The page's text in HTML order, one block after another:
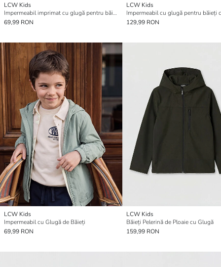
LCW Kids
Impermeabil imprimat cu glugă pentru băieți
69,99 RON
LCW Kids
129,99 RON
LCW Kids
Impermeabil cu Glugă de Băieți
69,99 RON
LCW Kids
Băieți Pelerină de Ploaie cu Glugă
159,99 RON